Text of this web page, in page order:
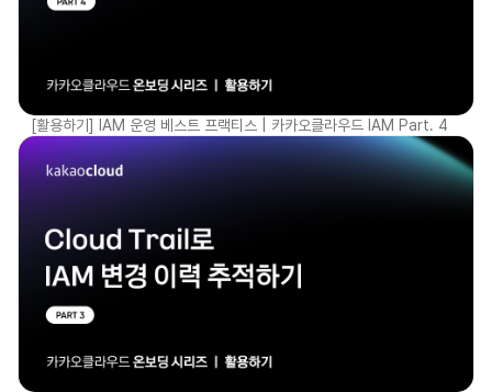
[활용하기] IAM 운영 베스트 프랙티스 | 카카오클라우드 IAM Part. 4